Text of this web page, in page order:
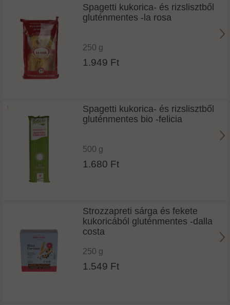
Spagetti kukorica- és rizslisztből
gluténmentes -la rosa
250 g
1.949 Ft
Spagetti kukorica- és rizslisztből
gluténmentes bio -felicia
500 g
1.680 Ft
Strozzapreti sárga és fekete
kukoricából gluténmentes -dalla
costa
250 g
1.549 Ft